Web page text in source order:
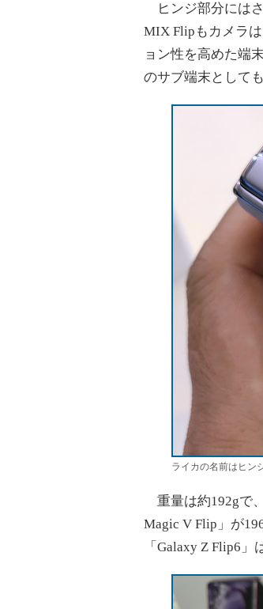
ヒンジ部分には
MIX Flipもカメラ
ョン性を高めた端
のサブ端末として
ライカの名前はヒン
重量は約192gで
Magic V Flip」が
「Galaxy Z Flip6」